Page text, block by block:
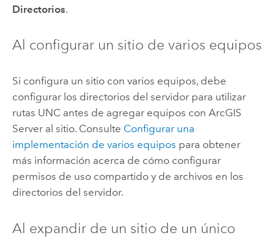
Directorios.
Al configurar un sitio de varios equipos
Si configura un sitio con varios equipos, debe
configurar los directorios del servidor para utilizar
rutas UNCantes de agregar equipos con ArcGIS
Serveral sitio. Consulte Configurar una
implementación de varios equipos para obtener
más información acerca de cómo configurar
permisos de uso compartido y de archivos en los
directorios del servidor.
Al expandir de un sitio de un único